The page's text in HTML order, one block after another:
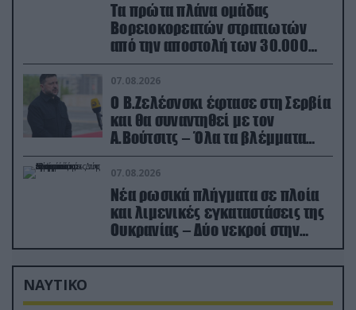
Τα πρώτα πλάνα ομάδας
Βορειοκορεατών στρατιωτών
από την αποστολή των 30.000
που έφτασαν στη Ρωσία (βίντεο)
07.08.2026
Ο Β.Ζελέσνσκι έφτασε στη Σερβία
και θα συναντηθεί με τον
Α.Βούτσιτς – Όλα τα βλέμματα
στις σχέσεις με τη Ρωσία
07.08.2026
Νέα ρωσικά πλήγματα σε πλοία
και λιμενικές εγκαταστάσεις της
Ουκρανίας – Δύο νεκροί στην
Κριμαία
ΝΑΥΤΙΚΟ